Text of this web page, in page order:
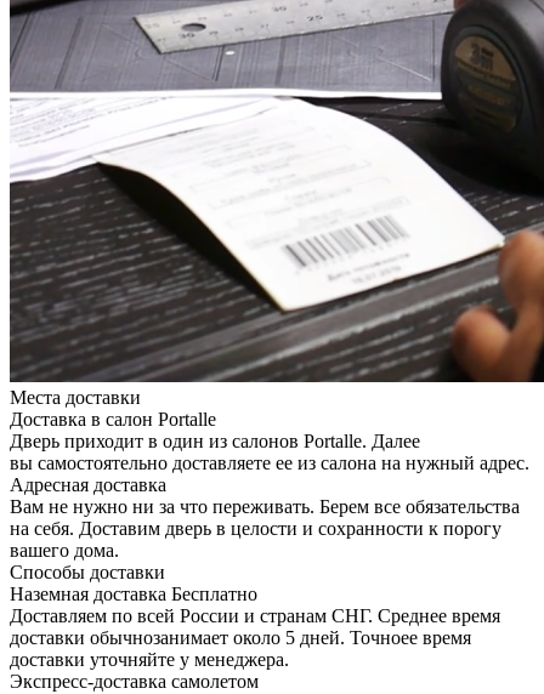
Места доставки
Доставка в салон Portalle
Дверь приходит в один из салонов Portalle. Далее
вы самостоятельно доставляете ее из салона на нужный адрес.
Адресная доставка
Вам не нужно ни за что переживать. Берем все обязательства
на себя. Доставим дверь в целости и сохранности к порогу
вашего дома.
Способы доставки
Наземная доставка Бесплатно
Доставляем по всей России и странам СНГ. Среднее время
доставки обычнозанимает около 5 дней. Точноее время
доставки уточняйте у менеджера.
Экспресс-доставка самолетом